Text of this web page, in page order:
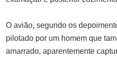
O avião, segundo os
pilotado por um homem que
amarrado, aparentemente